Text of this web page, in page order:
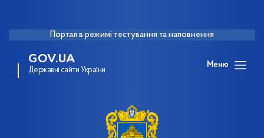
Портал в режимі тестування та наповнення
GOV.UA
Державні сайти України
Меню